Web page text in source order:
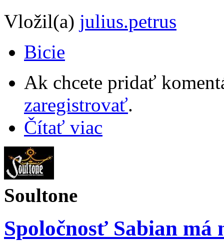
Vložil(a) julius.petrus
Bicie
Ak chcete pridať
zaregistrovať.
Čítať viac
Soultone
Spoločnosť Sabian má